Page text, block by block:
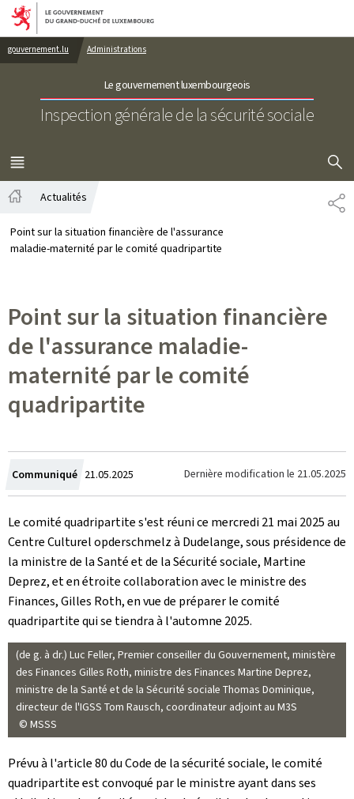
Aller au menu principal
Aller au contenu
gouvernement.lu Administrations
Le gouvernement luxembourgeois
Inspection générale de la sécurité sociale
MENU
PRINCIPAL
Actualités
Point sur la situation financière de l'assurance
maladie-maternité par le comité quadripartite
Point sur la situation financière
de l'assurance maladie-
maternité par le comité
quadripartite
Communiqué Crée
le
21.05.2025 Dernière modification le 21.05.2025
Le comité quadripartite s'est réuni ce mercredi 21 mai 2025 au
Centre Culturel opderschmelz à Dudelange, sous présidence de
la ministre de la Santé et de la Sécurité sociale, Martine
Deprez, et en étroite collaboration avec le ministre des
Finances, Gilles Roth, en vue de préparer le comité
quadripartite qui se tiendra à l'automne 2025.
(de g. à dr.) Luc Feller, Premier conseiller du Gouvernement, ministère
des Finances Gilles Roth, ministre des Finances Martine Deprez,
ministre de la Santé et de la Sécurité sociale Thomas Dominique,
directeur de l'IGSS Tom Rausch, coordinateur adjoint au M3S
© MSSS
Prévu à l'article 80 du Code de la sécurité sociale, le comité
quadripartite est convoqué par le ministre ayant dans ses